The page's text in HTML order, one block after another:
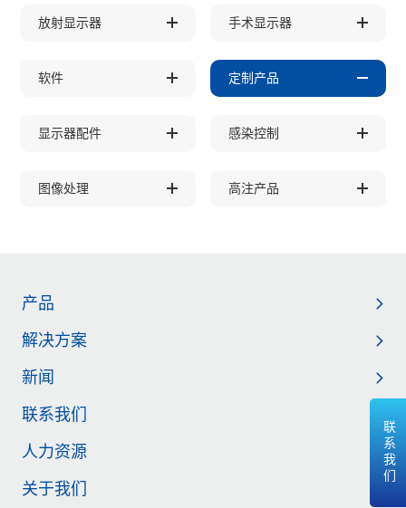
放射显示器 手术显示器
软件 定制产品
显示器配件 感染控制
图像处理 高注产品
联系我们
产品
解决方案
新闻
联系我们
人力资源
关于我们